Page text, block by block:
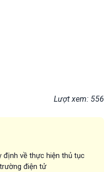
Lượt xem: 556
định về thực hiện thủ tục
điện tử